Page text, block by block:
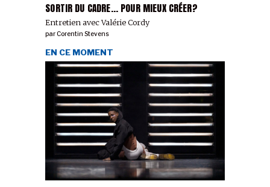
SORTIR DU CADRE... POUR MIEUX CRÉER?
Entretien avec Valérie Cordy
parCorentin Stevens
EN CE MOMENT